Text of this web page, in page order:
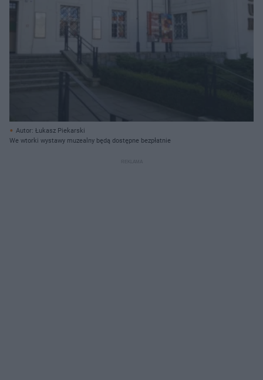
Autor: Łukasz Piekarski
We wtorki wystawy muzealny będą dostępne bezpłatnie